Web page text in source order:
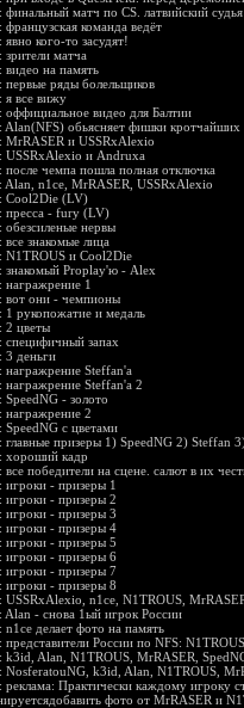
финальный матч по CS. латвийский
французская команда ведёт
явно кого-то засудят!
зрители матча
видео на память
первые ряды болельщиков
я все вижу
оффициальное видео для Балтии
Alan(NFS) обьясняет фишки кротчайших
MrRASER и USSRxAlexio
USSRxAlexio и Andruxa
после чемпа пошла полная отключка
Alan, n1ce, MrRASER, USSRxAlexio
Cool2Die (LV)
пресса - fury (LV)
обезсиленые нервы
все знакомые лица
N1TROUS и Cool2Die
знакомый Proplay'ю - Alex
награжрение 1
вот они - чемпионы
1 рукопожатие и медаль
2 цветы
специфичный запах
3 деньги
награжрение Steffan'a
награжрение Steffan'a 2
SpeedNG - золото
награжрение 2
SpeedNG c цветами
главные призеры 1) SpeedNG 2) Steffan
хороший кадр
все победители на сцене. салют в их
игроки - призеры 1
игроки - призеры 2
игроки - призеры 3
игроки - призеры 4
игроки - призеры 5
игроки - призеры 6
игроки - призеры 7
игроки - призеры 8
USSRxAlexio, n1ce, N1TROUS,
Alan - снова 1ый игрок России
n1ce делает фото на память
представители России по NFS:
k3id, Alan, N1TROUS, MrRASER,
NosferatouNG, k3id, Alan, N1TROUS,
реклама: Практически каждому игроку
фото от MrRASER и